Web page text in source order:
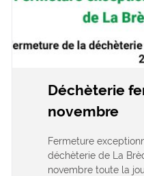
Déchèterie
novembre
Fermeture
déchèterie de La
novembre toute la